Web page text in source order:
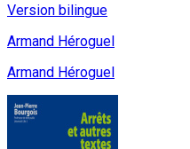
Version bilingue
Armand Héroguel
Armand Héroguel